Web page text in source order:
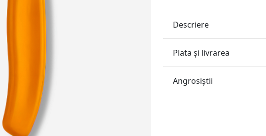
Descriere
Plata și livrarea
Angrosiştii